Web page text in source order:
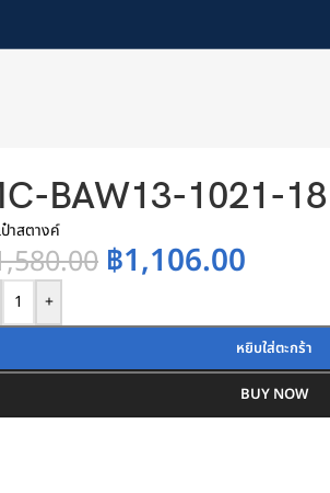
BAW13-1021-18
ป๋าสตางค์
฿1,106.00
+
หยิบใส่ตะกร้า
BUY NOW